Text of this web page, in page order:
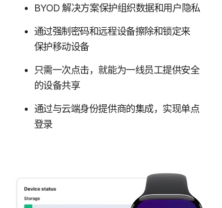
BYOD解决​方案​保护​组织​数据​和​用户​隐​私
通过​强制​密码​和​远程​设备​擦除​和​锁定​来​
保护​移动​设备
只​需​一​次​点击，​就​能​为​一​线员工​提供​安全​
的​设备​共​享
通过​与​云端​身份​提供​商​的​集成，​实现​单点​
登录